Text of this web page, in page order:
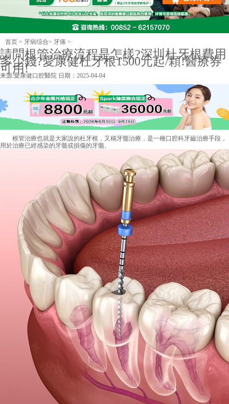
首页 > 牙病综合> 牙痛 >
請問根管治療流程是怎樣?深圳杜牙根費用
多少錢?愛康健杜牙根1500元起/顆!醫療券
可用!
来源:愛康健口腔醫院 日期：2025-04-04
根管治療也就是大家說的杜牙根，又稱牙髓治療，是一種口腔科牙齒治療手段，
用於治療已經感染的牙髓或損傷的牙髓。